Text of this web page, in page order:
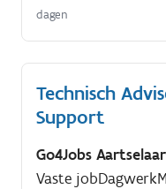
dagen
Technisch
Support
Go4Jobs Aartselaar
Vaste jobDagwerk